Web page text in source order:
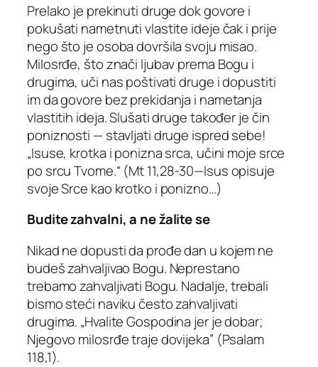
Prelako je prekinuti druge dok govore i
pokušati nametnuti vlastite ideje čak i prije
nego što je osoba dovršila svoju misao.
Milosrđe, što znači ljubav prema Bogu i
drugima, uči nas poštivati ​​druge i dopustiti
im da govore bez prekidanja i nametanja
vlastitih ideja. Slušati druge također je čin
poniznosti — stavljati druge ispred sebe!
„Isuse, krotka i ponizna srca, učini moje srce
po srcu Tvome.“ (Mt 11,28-30—Isus opisuje
svoje Srce kao krotko i ponizno…)
Budite zahvalni, a ne žalite se
Nikad ne dopusti da prođe dan u kojem ne
budeš zahvaljivao Bogu. Neprestano
trebamo zahvaljivati ​​Bogu. Nadalje, trebali
bismo steći naviku često zahvaljivati ​​
drugima. „Hvalite Gospodina jer je dobar;
Njegovo milosrđe traje dovijeka” (Psalam
118,1).